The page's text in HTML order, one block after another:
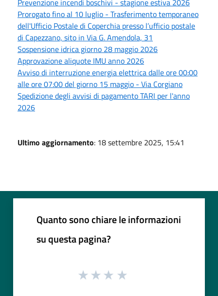
Prorogato fino al 10 luglio - Trasferimento temporaneo
dell'Ufficio Postale di Coperchia presso l’ufficio postale
di Capezzano, sito in Via G. Amendola, 31
Sospensione idrica giorno 28 maggio 2026
Approvazione aliquote IMU anno 2026
Avviso di interruzione energia elettrica dalle ore 00:00
alle ore 07:00 del giorno 15 maggio - Via Corgiano
Spedizione degli avvisi di pagamento TARI per l'anno
2026
Ultimo aggiornamento: 18 settembre 2025, 15:41
Quanto sono chiare le informazioni
su questa pagina?